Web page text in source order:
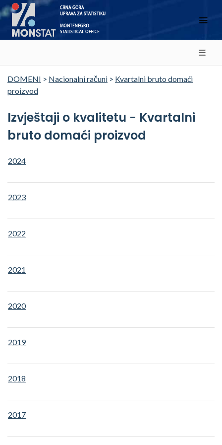
DOMENI > Nacionalni računi > Kvartalni bruto domaći
proizvod
Izvještaji o kvalitetu - Kvartalni
bruto domaći proizvod
2024
2023
2022
2021
2020
2019
2018
2017